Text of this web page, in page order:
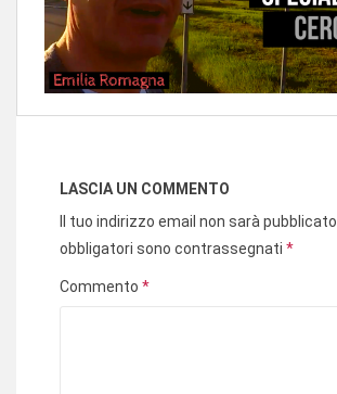
LASCIA UN COMMENTO
Il tuo indirizzo email non sarà pubblicato.
obbligatori sono contrassegnati *
Commento *